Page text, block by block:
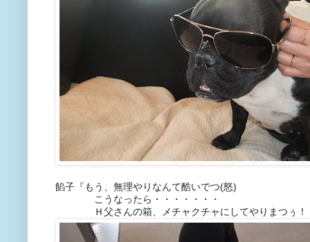
餡子『もう、無理やりなんて酷いでつ(怒)
こうなったら・・・・・・・
Ｈ父さんの箱、メチャクチャにしてやりまつぅ！